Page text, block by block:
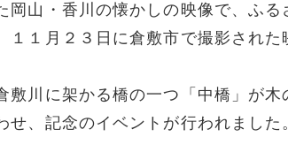
岡山・香川の懐かしの映像で、ふ
１１月２３日に倉敷市で撮影された
敷川に架かる橋の一つ「中橋」が
せ、記念のイベントが行われました